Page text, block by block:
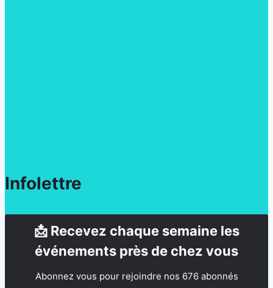
Infolettre
📩 Recevez chaque semaine les
événements près de chez vous
Abonnez vous pour rejoindre nos 676 abonnés